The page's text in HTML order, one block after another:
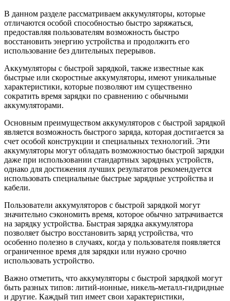
В данном разделе рассматриваем аккумуляторы, которые
отличаются особой способностью быстро заряжаться,
предоставляя пользователям возможность быстро
восстановить энергию устройства и продолжить его
использование без длительных перерывов.
Аккумуляторы с быстрой зарядкой, также известные как
быстрые или скоростные аккумуляторы, имеют уникальные
характеристики, которые позволяют им существенно
сократить время зарядки по сравнению с обычными
аккумуляторами.
Основным преимуществом аккумуляторов с быстрой зарядкой
является возможность быстрого заряда, которая достигается за
счет особой конструкции и специальных технологий. Эти
аккумуляторы могут обладать возможностью быстрой зарядки
даже при использовании стандартных зарядных устройств,
однако для достижения лучших результатов рекомендуется
использовать специальные быстрые зарядные устройства и
кабели.
Пользователи аккумуляторов с быстрой зарядкой могут
значительно сэкономить время, которое обычно затрачивается
на зарядку устройства. Быстрая зарядка аккумулятора
позволяет быстро восстановить заряд устройства, что
особенно полезно в случаях, когда у пользователя появляется
ограниченное время для зарядки или нужно срочно
использовать устройство.
Важно отметить, что аккумуляторы с быстрой зарядкой могут
быть разных типов: литий-ионные, никель-металл-гидридные
и другие. Каждый тип имеет свои характеристики,